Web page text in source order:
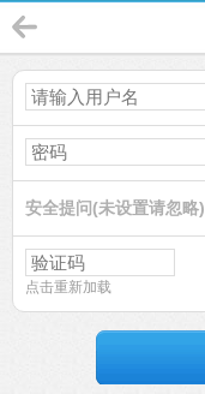
安全提问(未设置请忽略)
点击重新加载